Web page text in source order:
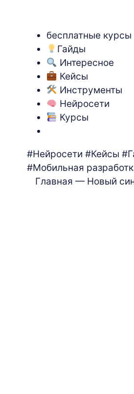
бесплатные курсы
Гайды
Интересное
Кейсы
Инструменты
Нейросети
Курсы
#Нейросети #Кейсы
#Мобильная
Главная — Новый